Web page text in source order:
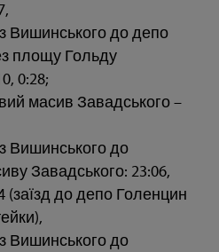
Вишинського до депо
площу Гольду
0:28;
масив Завадського –
Вишинського до
Завадського: 23:06,
(заїзд до депо Голенцин
Вишинського до